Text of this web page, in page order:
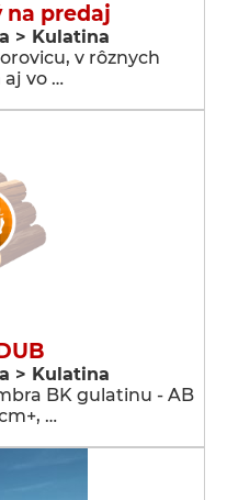
na predaj
> Kulatina
v rôznych
vo …
> Kulatina
BK gulatinu - AB
…